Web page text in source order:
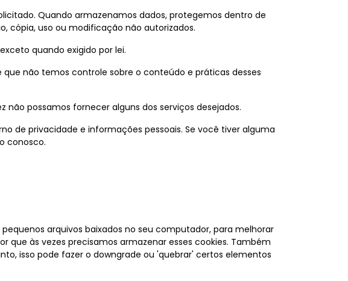
Quando armazenamos dados, protegemos dentro de
cópia, uso ou modificação não autorizados.
quando exigido por lei.
que não temos controle sobre o conteúdo e práticas desses
possamos fornecer alguns dos serviços desejados.
de privacidade e informações pessoais. Se você tiver alguma
conosco.
arquivos baixados no seu computador, para melhorar
que às vezes precisamos armazenar esses cookies. Também
isso pode fazer o downgrade ou 'quebrar' certos elementos